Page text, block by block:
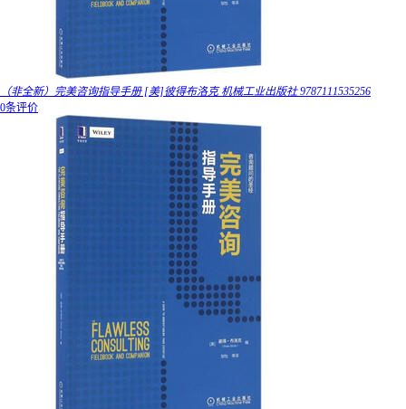
（非全新）完美咨询指导手册 [美]彼得布洛克 机械工业出版社 9787111535256
0条评价